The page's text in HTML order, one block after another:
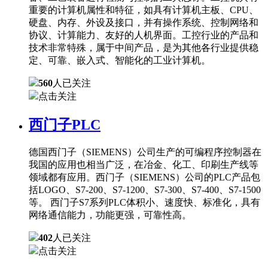
重要的计算机属性和特征，如具有计算机主板、CPU、
硬盘、内存、外设及接口，并有操作系统、控制网络和
协议、计算能力、友好的人机界面。工控行业的产品和
技术非常特殊，属于中间产品，是为其他各行业提供稳
定、可靠、嵌入式、智能化的工业计算机。
560人已关注
点击关注
西门子PLC
德国西门子（SIEMENS）公司生产的可编程序控制器在
我国的应用也相当广泛，在冶金、化工、印刷生产线等
领域都有应用。西门子（SIEMENS）公司的PLC产品包
括LOGO、S7-200、S7-1200、S7-300、S7-400、S7-1500
等。 西门子S7系列PLC体积小、速度快、标准化，具有
网络通信能力，功能更强，可靠性高。
402人已关注
点击关注